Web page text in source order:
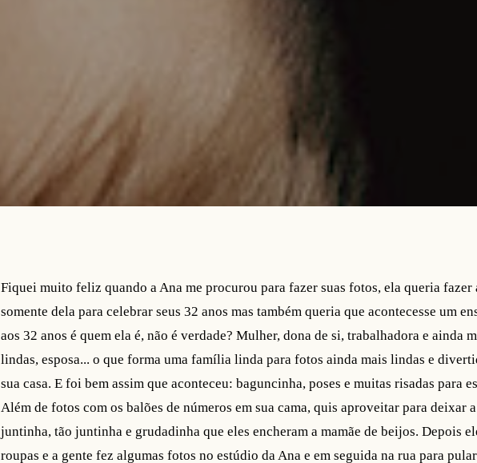
Fiquei muito feliz quando a Ana me procurou para fazer suas fotos, ela queria fazer
somente dela para celebrar seus 32 anos mas também queria que acontecesse um
aos 32 anos é quem ela é, não é verdade? Mulher, dona de si, trabalhadora e ainda
lindas, esposa... o que forma uma família linda para fotos ainda mais lindas e
sua casa. E foi bem assim que aconteceu: baguncinha, poses e muitas risadas para
Além de fotos com os balões de números em sua cama, quis aproveitar para deixar
juntinha, tão juntinha e grudadinha que eles encheram a mamãe de beijos. Depois
roupas e a gente fez algumas fotos no estúdio da Ana e em seguida na rua para